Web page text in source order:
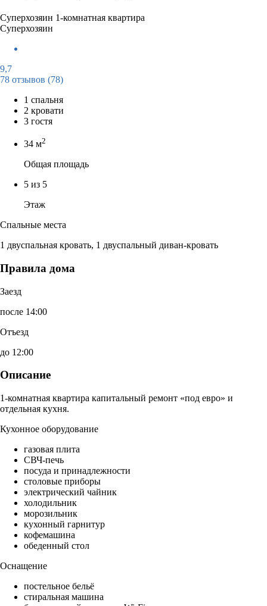
Суперхозяин 1-комнатная квартира
Суперхозяин
9,7
78 отзывов (78)
1 спальня
2 кровати
3 гостя
34 м2
Общая площадь
5 из 5
Этаж
Спальные места
1 двуспальная кровать, 1 двуспальный диван-кровать
Правила дома
Заезд
после 14:00
Отъезд
до 12:00
Описание
1-комнатная квартира капитальный ремонт «под евро» и
отдельная кухня.
Кухонное оборудование
газовая плита
СВЧ-печь
посуда и принадлежности
столовые приборы
электрический чайник
холодильник
морозильник
кухонный гарнитур
кофемашина
обеденный стол
Оснащение
постельное бельё
стиральная машина